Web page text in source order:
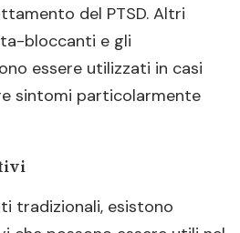
del PTSD. Altri
bloccanti e gli
essere utilizzati in casi
sintomi particolarmente
tradizionali, esistono